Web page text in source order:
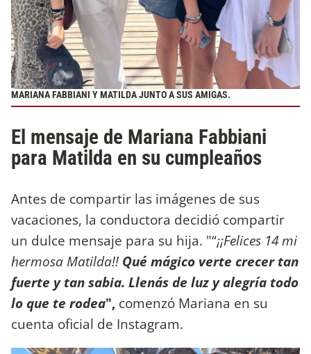
MARIANA FABBIANI Y MATILDA JUNTO A SUS AMIGAS.
El mensaje de Mariana Fabbiani
para Matilda en su cumpleaños
Antes de compartir las imágenes de sus
vacaciones, la conductora decidió compartir
un dulce mensaje para su hija. "“¡¡Felices 14 mi
hermosa Matilda!! Qué mágico verte crecer tan
fuerte y tan sabia. Llenás de luz y alegría todo
lo que te rodea", comenzó Mariana en su
cuenta oficial de Instagram.